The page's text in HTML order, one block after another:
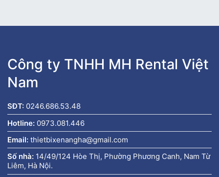
Công ty TNHH MH Rental Việt
Nam
SĐT: 0246.686.53.48
Hotline: 0973.081.446
Email: thietbixenangha@gmail.com
Số nhà: 14/49/124 Hòe Thị, Phường Phương Canh, Nam Từ
Liêm, Hà Nội.